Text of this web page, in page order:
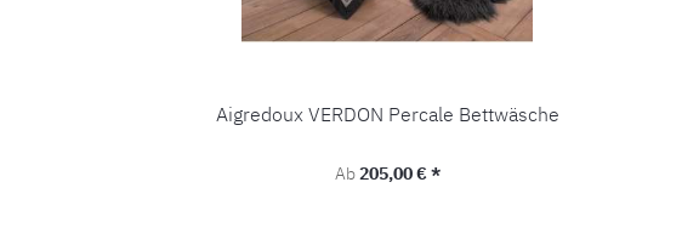
Aigredoux VERDON Percale Bettwäsche
Regulärer Preis:
Ab205,00 € *